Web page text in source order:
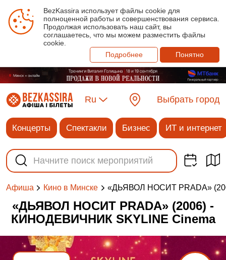
BezKassira использует файлы cookie для
полноценной работы и совершенствования сервиса.
Продолжая использовать наш сайт, вы
соглашаетесь, что мы можем разместить файлы
cookie.
Подробнее
Понятно
Ru Выбрать город
Концерты Спектакли Бизнес ИТ и интернет
Афиша Кино в Минске «ДЬЯВОЛ НОСИТ PRADA»
«ДЬЯВОЛ НОСИТ PRADA» (2006) -
КИНОДЕВИЧНИК SKYLINE Cinema